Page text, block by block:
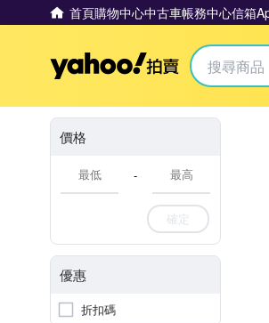
首頁購物中心中古車帳務中心信箱
Yahoo拍賣
價格
-
確定
優惠
折扣碼